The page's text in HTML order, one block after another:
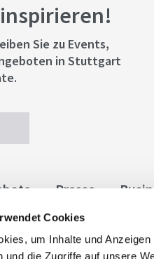
Cookies
um Inhalte und
und die Zugriffe auf unsere
inspirieren!
Sie zu Events,
in Stuttgart
Presse